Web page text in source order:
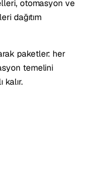
otomasyon ve
dağıtım
paketler: her
temelini
kalır.